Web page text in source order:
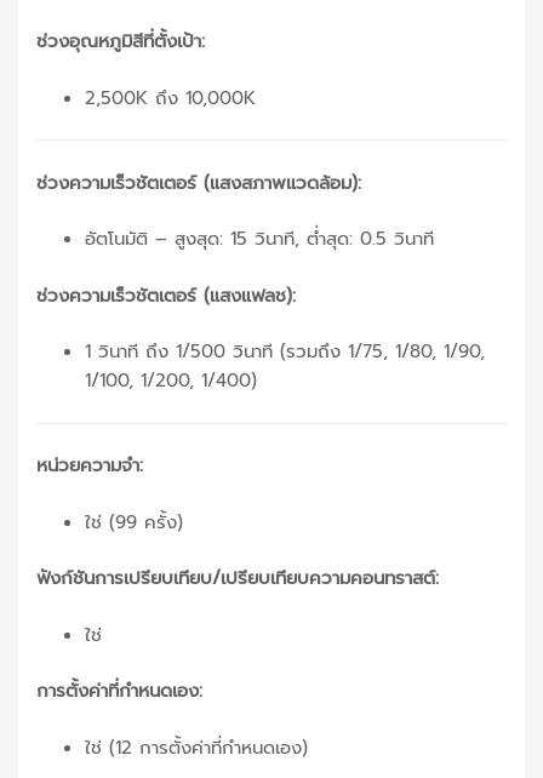
ช่วงอุณหภูมิสีที่ตั้งเป้า:
2,500K ถึง 10,000K
ช่วงความเร็วชัตเตอร์ (แสงสภาพแวดล้อม):
อัตโนมัติ – สูงสุด: 15 วินาที, ต่ำสุด: 0.5 วินาที
ช่วงความเร็วชัตเตอร์ (แสงแฟลช):
1 วินาที ถึง 1/500 วินาที (รวมถึง 1/75, 1/80, 1/90,
1/100, 1/200, 1/400)
หน่วยความจำ:
ใช่ (99 ครั้ง)
ฟังก์ชันการเปรียบเทียบ/เปรียบเทียบความคอนทราสต์:
ใช่
การตั้งค่าที่กำหนดเอง:
ใช่ (12 การตั้งค่าที่กำหนดเอง)